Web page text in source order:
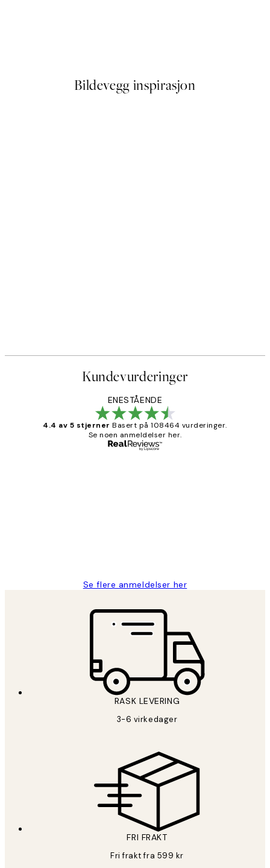
Bildevegg inspirasjon
Kundevurderinger
ENESTÅENDE
4.4 av 5 stjerner Basert på 108464 vurderinger.
Se noen anmeldelser her.
Se flere anmeldelser her
RASK LEVERING
3-6 virkedager
FRI FRAKT
Fri frakt fra 599 kr